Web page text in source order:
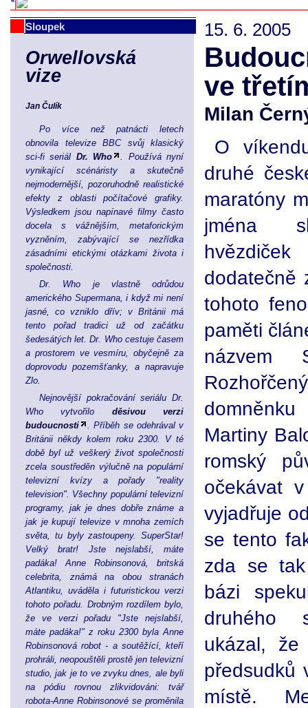
Sloupek
Orwellovská
vize
Jan Čulík
Po více než patnácti letech
obnovila televize BBC svůj klasický
sci-fi seriál Dr. Who
. Používá nyní
vynikající scénáristy a skutečně
nejmodernější, pozoruhodně realistické
efekty z oblasti počítačové grafiky.
Výsledkem jsou napínavé filmy často
docela s vážnějším, metaforickým
vyzněním, zabývající se nezřídka
zásadními etickými otázkami života i
společnosti.
Dr. Who je vlastně odrůdou
amerického Supermana, i když mi není
jasné, co vzniklo dřív; v Británii má
tento pořad tradici už od začátku
šedesátých let. Dr. Who cestuje časem
a prostorem ve vesmíru, obyčejně za
doprovodu pozemšťanky, a napravuje
Zlo.
Nejnovější pokračování seriálu Dr.
Who vytvořilo děsivou verzi
budoucnosti
. Příběh se odehrával v
Británii někdy kolem roku 2300. V té
době byl už veškerý život společnosti
zcela soustředěn výlučně na populární
televizní kvízy a pořady "reality
television". Všechny populární televizní
programy, jak je dnes dobře známe a
jak je kupují televize v mnoha zemích
světa, tu byly zastoupeny. SuperStar!
Velký bratr! Jste nejslabší, máte
padáka! Anne Robinsonová, britská
celebrita, známá na obou stranách
Atlantiku, uváděla i futuristickou verzi
tohoto pořadu. Drobným rozdílem bylo,
že ve verzi pořadu "Jste nejslabší,
máte padáka!" z roku 2300 byla Anne
Robinsonová robot - a soutěžící, kteří
prohráli, neopouštěli prostě jen televizní
studio, jak je to ve zvyku dnes, ale byli
na pódiu rovnou zlikvidováni: tvář
robota-Anne Robinsonové se proměnila
15. 6. 2005
ve
Milan
O
druhé
maratóny
jména
dodatečně
tohoto
paměti
názvem
Martiny
romský
očekávat
vyjadřuje
se tento
zda se
bázi
druhého
ukázal,
předsudků
místě.